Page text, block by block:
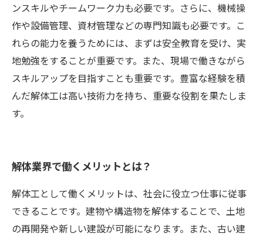
ンスキルやチームワーク力も必要です。さらに、機械操
作や設備管理、資材管理などの専門知識も必要です。こ
れらの能力を養うためには、まずは安全教育を受け、実
地勉強をすることが重要です。また、現場で働きながら
スキルアップを目指すことも重要です。豊富な経験を積
んだ解体工は高い技術力を持ち、重要な役割を果たしま
す。
解体業界で働くメリットとは？
解体工として働くメリットは、社会に役立つ仕事に従事
できることです。建物や構造物を解体することで、土地
の再開発や新しい建設が可能になります。また、古い建